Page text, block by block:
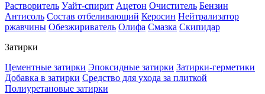
Растворитель Уайт-спирит Ацетон Очиститель Бензин
Антисоль Состав отбеливающий Керосин Нейтрализатор
ржавчины Обезжириватель Олифа Смазка Скипидар
Затирки
Цементные затирки Эпоксидные затирки Затирки-герметики
Добавка в затирки Средство для ухода за плиткой
Полиуретановые затирки